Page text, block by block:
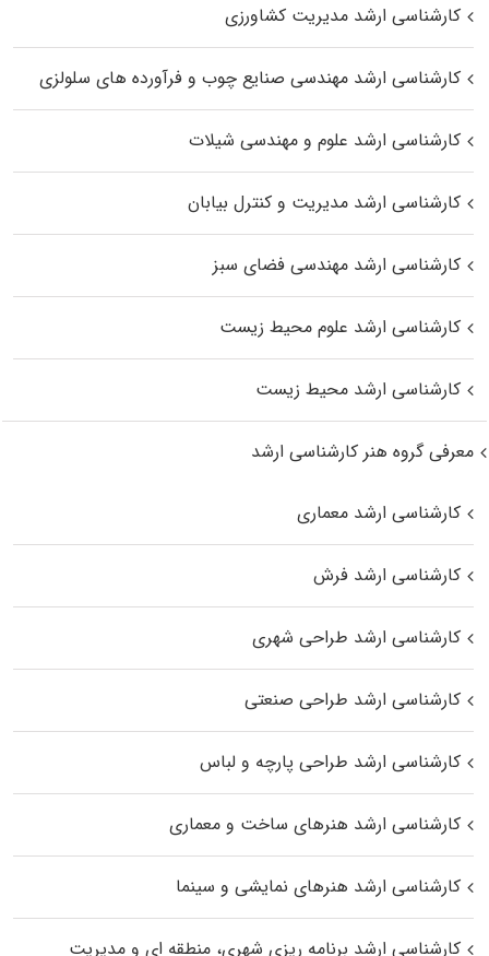
کارشناسی ارشد مدیریت کشاورزی
کارشناسی ارشد مهندسی صنایع چوب و فرآورده‌ های سلولزی
کارشناسی ارشد علوم و مهندسی شیلات
کارشناسی ارشد مدیریت و کنترل بیابان
کارشناسی ارشد مهندسی فضای سبز
کارشناسی ارشد علوم محیط‌ زیست
کارشناسی ارشد محیط زیست
معرفی گروه هنر کارشناسی ارشد
کارشناسی ارشد معماری
کارشناسی ارشد فرش
کارشناسی ارشد طراحی شهری
کارشناسی ارشد طراحی صنعتی
کارشناسی ارشد طراحی پارچه و لباس
کارشناسی ارشد هنرهای ساخت و معماری
کارشناسی ارشد هنرهای نمایشی و سینما
کارشناسی ارشد برنامه ریزی شهری، منطقه‌ ای و مدیریت